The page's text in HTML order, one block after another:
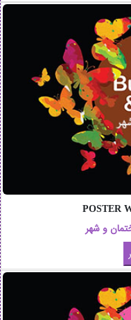
POSTER
و شهر